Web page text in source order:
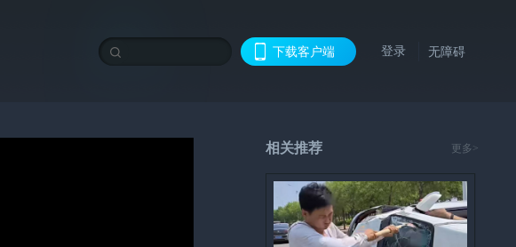
下载客户端 登录 无障碍
相关推荐 更多>